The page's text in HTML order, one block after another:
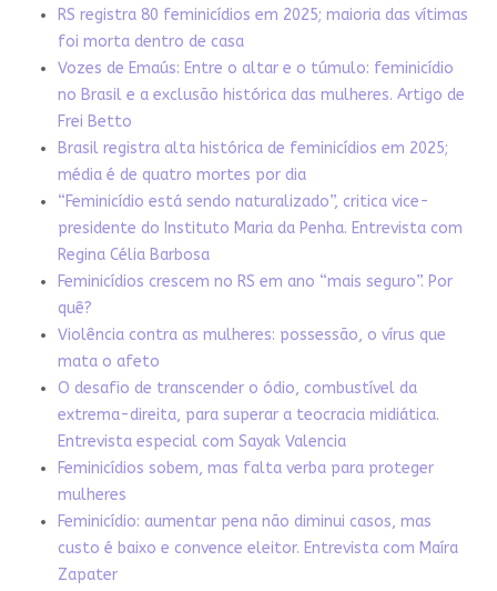
RS registra 80 feminicídios em 2025; maioria das vítimas
foi morta dentro de casa
Vozes de Emaús: Entre o altar e o túmulo: feminicídio
no Brasil e a exclusão histórica das mulheres. Artigo de
Frei Betto
Brasil registra alta histórica de feminicídios em 2025;
média é de quatro mortes por dia
“Feminicídio está sendo naturalizado”, critica vice-
presidente do Instituto Maria da Penha. Entrevista com
Regina Célia Barbosa
Feminicídios crescem no RS em ano “mais seguro”. Por
quê?
Violência contra as mulheres: possessão, o vírus que
mata o afeto
O desafio de transcender o ódio, combustível da
extrema-direita, para superar a teocracia midiática.
Entrevista especial com Sayak Valencia
Feminicídios sobem, mas falta verba para proteger
mulheres
Feminicídio: aumentar pena não diminui casos, mas
custo é baixo e convence eleitor. Entrevista com Maíra
Zapater